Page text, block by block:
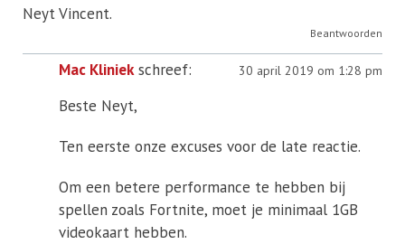
Neyt Vincent.
Beantwoorden
Mac Kliniek schreef: 30 april 2019 om 1:28 pm
Beste Neyt,
Ten eerste onze excuses voor de late reactie.
Om een betere performance te hebben bij
spellen zoals Fortnite, moet je minimaal 1GB
videokaart hebben.